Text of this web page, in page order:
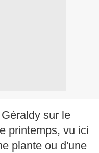
sur le
printemps, vu ici
plante ou d'une